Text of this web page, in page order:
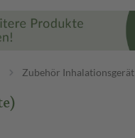
Zubehör Inhalationsgerät